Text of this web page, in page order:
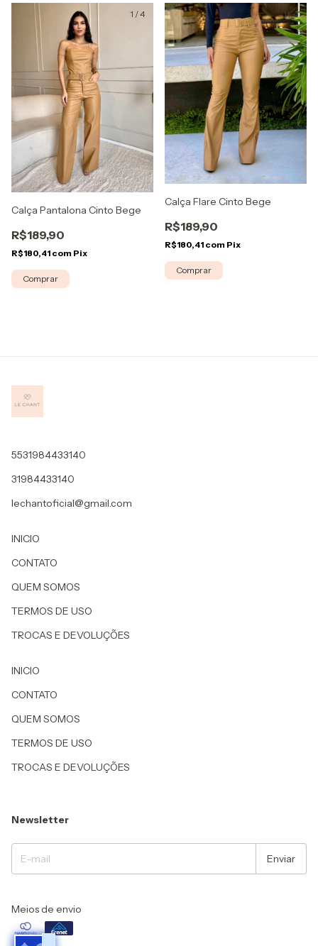
1 /4
Calça Pantalona Cinto Bege
R$189,90
R$180,41 com Pix
Comprar
1/4
Calça Flare Cinto Bege
R$189,90
R$180,41 com Pix
Comprar
5531984433140
31984433140
lechantoficial@gmail.com
INICIO
CONTATO
QUEM SOMOS
TERMOS DE USO
TROCAS E DEVOLUÇÕES
INICIO
CONTATO
QUEM SOMOS
TERMOS DE USO
TROCAS E DEVOLUÇÕES
Newsletter
Meios de envio